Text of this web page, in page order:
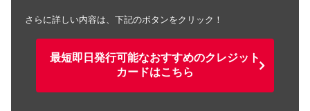
さらに詳しい内容は、下記のボタンをクリック！
最短即日発行可能なおすすめのクレジット
カードはこちら